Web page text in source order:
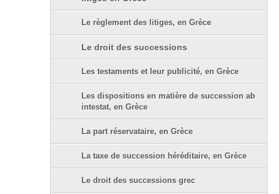
Le règlement des litiges, en Grèce
Le droit des successions
Les testaments et leur publicité, en Grèce
Les dispositions en matière de succession ab
intestat, en Grèce
La part réservataire, en Grèce
La taxe de succession héréditaire, en Grèce
Le droit des successions grec